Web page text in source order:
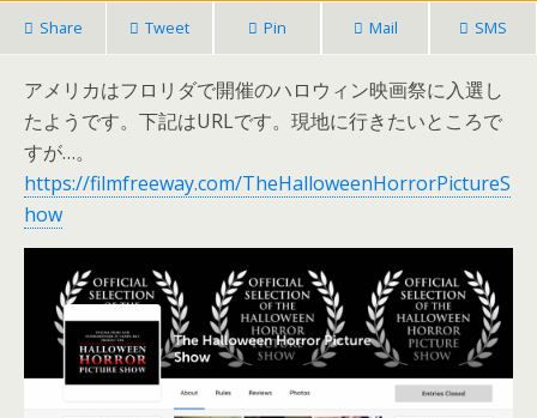
Share Tweet Pin Mail SMS
アメリカはフロリダで開催のハロウィン映画祭に入選し
たようです。下記はURLです。現地に行きたいところで
すが…。
https://filmfreeway.com/TheHalloweenHorrorPictureS
how